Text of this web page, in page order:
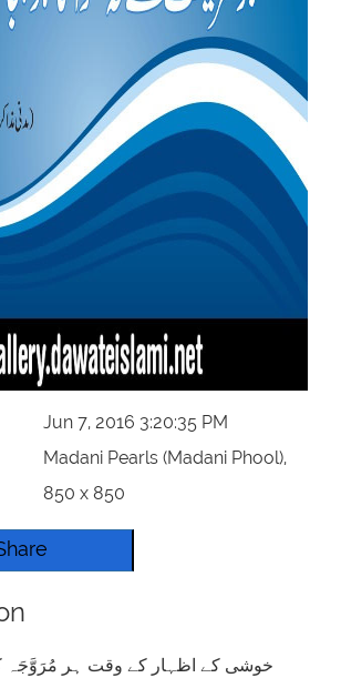
Jun 7, 2016 3:20:35 PM
Madani Pearls (Madani Phool),
850 x 850
خوشی کے اظہار کے وقت ہر مُرَوَّجَہ